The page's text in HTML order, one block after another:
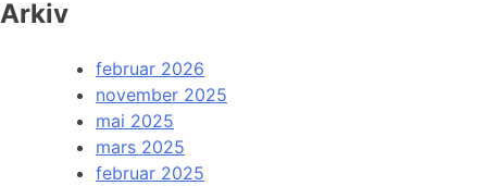
Arkiv
februar 2026
november 2025
mai 2025
mars 2025
februar 2025